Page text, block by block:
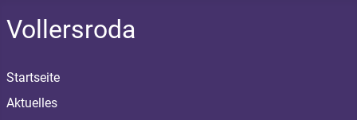
Vollersroda
Startseite
Aktuelles